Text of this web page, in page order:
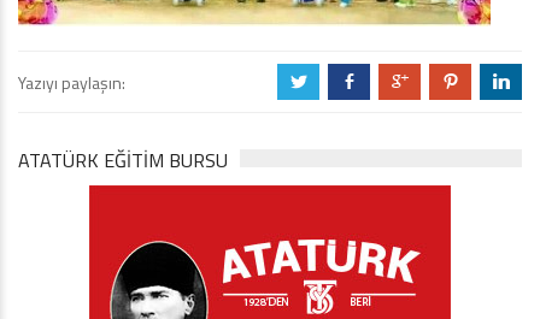
Yazıyı paylaşın: a b c d j
ATATÜRK EĞITIM BURSU